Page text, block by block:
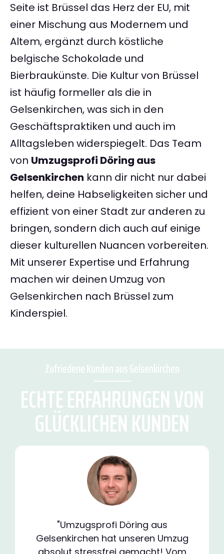
Seite ist Brüssel das Herz der EU, mit
einer Mischung aus Modernem und
Altem, ergänzt durch köstliche
belgische Schokolade und
Bierbraukünste. Die Kultur von Brüssel
ist häufig formeller als die in
Gelsenkirchen, was sich in den
Geschäftspraktiken und auch im
Alltagsleben widerspiegelt. Das Team
von Umzugsprofi Döring aus
Gelsenkirchen kann dir nicht nur dabei
helfen, deine Habseligkeiten sicher und
effizient von einer Stadt zur anderen zu
bringen, sondern dich auch auf einige
dieser kulturellen Nuancen vorbereiten.
Mit unserer Expertise und Erfahrung
machen wir deinen Umzug von
Gelsenkirchen nach Brüssel zum
Kinderspiel.
Zufriedene Kunden aus Gelsenkirchen
ECHTE ERFAHRUNGEN VON
GLÜCKLICHEN KUNDEN
"Umzugsprofi Döring aus
Gelsenkirchen hat unseren Umzug